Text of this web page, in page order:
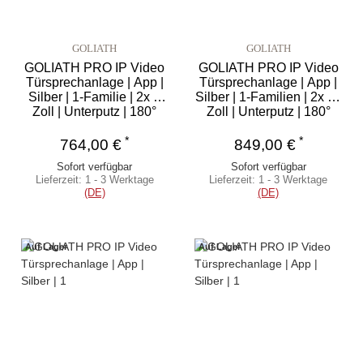
GOLIATH
GOLIATH PRO IP Video
Türsprechanlage | App |
Silber | 1-Familie | 2x 7
Zoll | Unterputz | 180°
764,00 € *
Sofort verfügbar
Lieferzeit: 1 - 3 Werktage
(DE)
GOLIATH
GOLIATH PRO IP Video
Türsprechanlage | App |
Silber | 1-Familien | 2x 10
Zoll | Unterputz | 180°
849,00 €*
Sofort verfügbar
Lieferzeit: 1 - 3 Werktage
(DE)
Auf Lager Auf Lager